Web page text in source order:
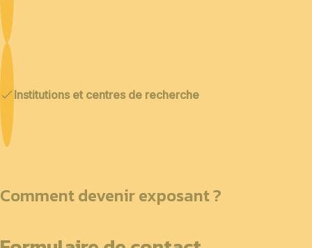
Institutions et centres de recherche
Comment devenir exposant ?